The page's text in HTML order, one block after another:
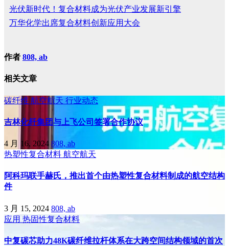
光伏新时代！复合材料成为光伏产业发展新引擎
万华化学出席复合材料创新应用大会
作者 808, ab
相关文章
碳纤维 航空航天 行业动态
吉林化纤集团与上飞公司签署合作协议
4 月 16, 2024 808, ab
热塑性复合材料 航空航天
阿科玛联手赫氏，推出首个由热塑性复合材料制成的航空结构
件
3 月 15, 2024 808, ab
应用 热固性复合材料
中复碳芯助力48K碳纤维拉杆体系在大跨空间结构领域的首次